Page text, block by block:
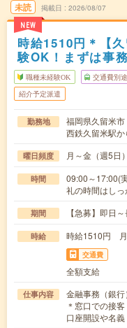
未読
NEW
掲載日 2026/08/07
時給1510円＊【
験OK！まずは事
職種未経験OK 交通費別
紹介予定派遣
勤務地
福岡県久留米市
西鉄久留米駅
曜日頻度 月～金（週5日
時間
09:00～17:00(
礼の時間はし
期間 【急募】即日
時給 時給1510円 月
交通費
全額支給
仕事内容
金融事務（銀行
＊窓口での接
口座開設や名